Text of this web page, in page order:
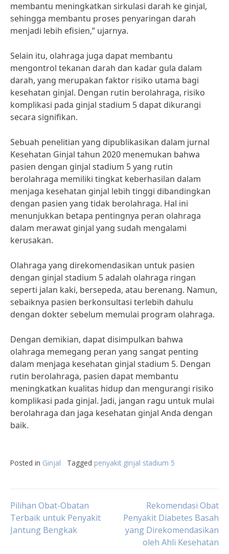
membantu meningkatkan sirkulasi darah ke ginjal,
sehingga membantu proses penyaringan darah
menjadi lebih efisien,” ujarnya.
Selain itu, olahraga juga dapat membantu
mengontrol tekanan darah dan kadar gula dalam
darah, yang merupakan faktor risiko utama bagi
kesehatan ginjal. Dengan rutin berolahraga, risiko
komplikasi pada ginjal stadium 5 dapat dikurangi
secara signifikan.
Sebuah penelitian yang dipublikasikan dalam jurnal
Kesehatan Ginjal tahun 2020 menemukan bahwa
pasien dengan ginjal stadium 5 yang rutin
berolahraga memiliki tingkat keberhasilan dalam
menjaga kesehatan ginjal lebih tinggi dibandingkan
dengan pasien yang tidak berolahraga. Hal ini
menunjukkan betapa pentingnya peran olahraga
dalam merawat ginjal yang sudah mengalami
kerusakan.
Olahraga yang direkomendasikan untuk pasien
dengan ginjal stadium 5 adalah olahraga ringan
seperti jalan kaki, bersepeda, atau berenang. Namun,
sebaiknya pasien berkonsultasi terlebih dahulu
dengan dokter sebelum memulai program olahraga.
Dengan demikian, dapat disimpulkan bahwa
olahraga memegang peran yang sangat penting
dalam menjaga kesehatan ginjal stadium 5. Dengan
rutin berolahraga, pasien dapat membantu
meningkatkan kualitas hidup dan mengurangi risiko
komplikasi pada ginjal. Jadi, jangan ragu untuk mulai
berolahraga dan jaga kesehatan ginjal Anda dengan
baik.
Posted in Ginjal Tagged penyakit ginjal stadium 5
Post
navigation
Pilihan Obat-Obatan
Terbaik untuk Penyakit
Jantung Bengkak
Rekomendasi Obat
Penyakit Diabetes Basah
yang Direkomendasikan
oleh Ahli Kesehatan